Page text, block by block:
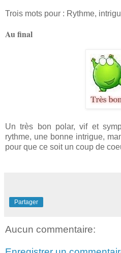
Trois mots pour : Rythme,
Au final
Un très bon polar, vif et
rythme, une bonne intrigue,
pour que ce soit un coup de
Partager
Aucun commentaire: